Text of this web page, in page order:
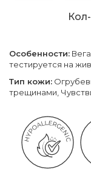
Особенности:
тестируется на
Тип кожи:
трещинами,